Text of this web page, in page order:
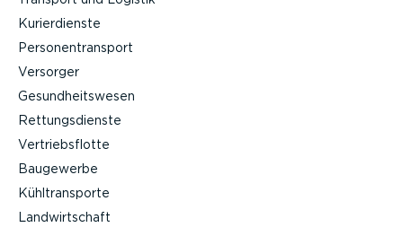
Kurier­dienste
Perso­nen­transport
Versorger
Gesund­heits­wesen
Rettungs­dienste
Vertriebs­flotte
Baugewerbe
Kühltrans­porte
Landwirt­schaft